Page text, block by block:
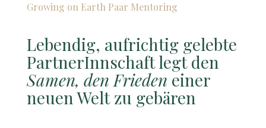
Growing on Earth Paar Mentoring
Lebendig, aufrichtig gelebte
PartnerInnschaft legt den
Samen, den Frieden einer
neuen Welt zu gebären